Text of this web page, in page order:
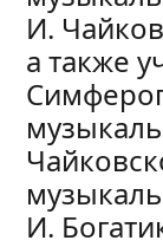
И.
а также
И.